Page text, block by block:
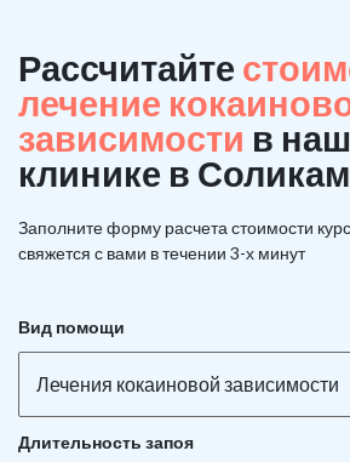
Рассчитайте
лечение
зависимости в
клинике в
Заполните форму расчета стоимости
свяжется с вами в течении 3-х минут
Вид помощи
Лечения кокаиновой зависимости
Длительность запоя